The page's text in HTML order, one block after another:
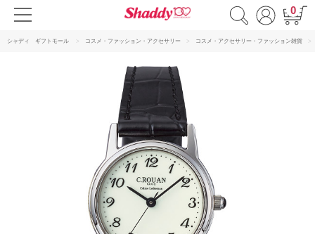
0
シャディ ギフトモール コスメ・ファッション・アクセサリー コスメ・アクセサリー・ファッション雑貨